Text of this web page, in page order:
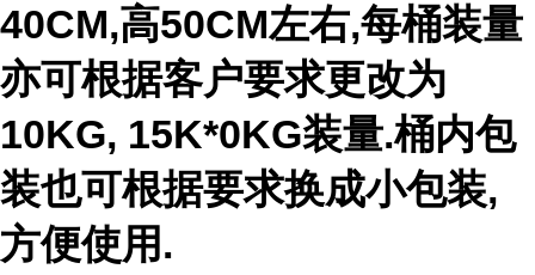
40CM,高50CM左右,每桶装量
亦可根据客户要求更改为
10KG, 15K*0KG装量.桶内包
装也可根据要求换成小包装,
方便使用.